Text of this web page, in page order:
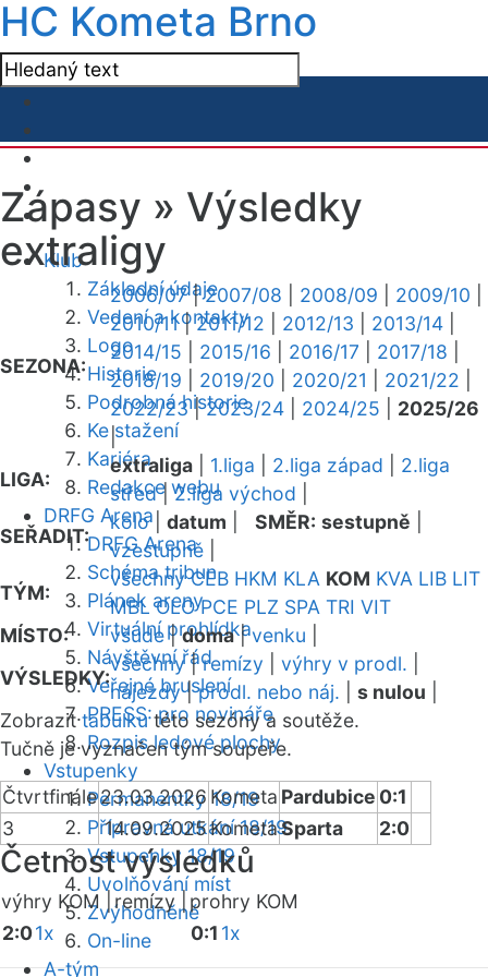
HC Kometa Brno
Klub
Základní údaje
Vedení a kontakty
Logo
Historie
Podrobná historie
Ke stažení
Kariéra
Redakce webu
DRFG Arena
DRFG Arena
Schéma tribun
Plánek areny
Virtuální prohlídka
Návštěvní řád
Veřejné bruslení
PRESS: pro novináře
Rozpis ledové plochy
Vstupenky
Permanentky 18/19
Přípravná utkání 18/19
Vstupenky 18/19
Uvolňování míst
Zvýhodněné
On-line
A-tým
Zápasy » Výsledky
extraligy
SEZONA:
2006/07|2007/08 2008/09 2009/10
2010/11|2011/12 2012/13 2013/14
2014/15
2015/16 2016/17 2017/18
2018/19
2019/20 2020/21 2021/22
2022/23|2023/24 2024/25
2025/26
|
LIGA:
extraliga 1.liga 2.liga západ
2.liga
střed|2.liga východ
SEŘADIT:
kolo| datum SMĚR: sestupně
vzestupně
TÝM:
všechny CEB HKM KLA KOM KVA LIB LIT
MBL OLO PCE PLZ SPA TRI VIT
MÍSTO:
všude|doma|venku
VÝSLEDKY:
všechny|remízy výhry v prodl.
nájezdy|prodl. nebo náj. s nulou
Zobrazittabulkutéto sezóny a soutěže.
Tučně je vyznačen tým soupeře.
Čtvrtfinále23.03.2026 Kometa Pardubice 0:1
3
14.09.2025KometaSparta 2:0
Četnost výsledků
výhry KOM | remízy |
prohry KOM
2:01x 0:1 1x